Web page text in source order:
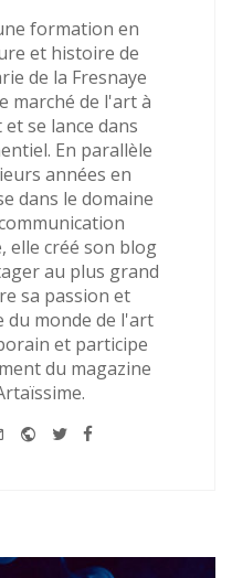
formation en
et histoire de
de la Fresnaye
marché de l'art à
se lance dans
En parallèle
années en
dans le domaine
elle créé son blog
au plus grand
sa passion et
du monde de l'art
et participe
du magazine
e-mailWebsite
TwitterFacebook